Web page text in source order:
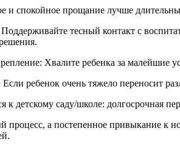
и спокойное прощание лучше
тесный контакт с
Хвалите ребенка за малейшие
ребенок очень тяжело переносит
к детскому саду/школе: долгосрочная
а постепенное привыкание к